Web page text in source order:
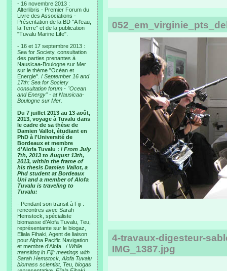
- 16 novembre 2013 :
Alterlibris - Premier Forum du
Livre des Associations -
Présentation de la BD "A l'eau,
la Terre" et de la publication
"Tuvalu Marine Life".
- 16 et 17 septembre 2013 :
Sea for Society, consultation
des parties prenantes à
Nausicaa-Boulogne sur Mer
sur le thème "Océan et
Energie". / September 16 and
17th: Sea for Society
consultation forum - "Ocean
and Energy" - at Nausicaa-
Boulogne sur Mer.
Du 7 juillet 2013 au 13 août,
2013, voyage à Tuvalu dans
le cadre de sa thèse de
Damien Vallot, étudiant en
PhD à l'Université de
Bordeaux et membre
d'Alofa Tuvalu : / From July
7th, 2013 to August 13th,
2013, within the frame of
his thesis Damien Vallot, a
Phd student at Bordeaux
Uni and a member of Alofa
Tuvalu is traveling to
Tuvalu:
- Pendant son transit à Fiji :
rencontres avec Sarah
Hemstock, spécialiste
biomasse d’Alofa Tuvalu, Teu,
représentante sur le biogaz,
Eliala Fihaki, Agent de liaison
pour Alpha Pacific Navigation
et membre d’Alofa.. / While
transiting in Fiji: meetings with
Sarah Hemstock, Alofa Tuvalu
biomass scientist, Teu, biogas
4-travaux-digesteur-
IMG_1387.jpg